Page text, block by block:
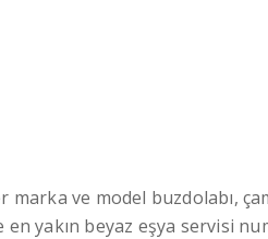
ve model buzdolabı,
yakın beyaz eşya servisi